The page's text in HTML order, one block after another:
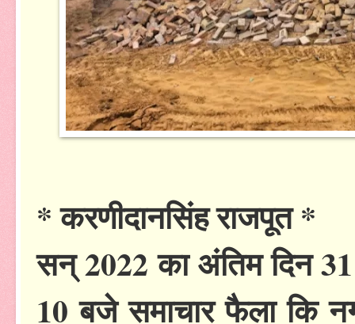
* करणीदानसिंह राजपूत *
सन् 2022 का अंतिम दिन
10 बजे समाचार फैला कि